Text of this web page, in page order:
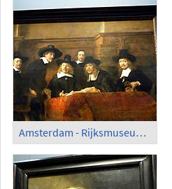
Amsterdam - Rijksmuseum; 'De Staalmeesters', Rembrandt (1662)